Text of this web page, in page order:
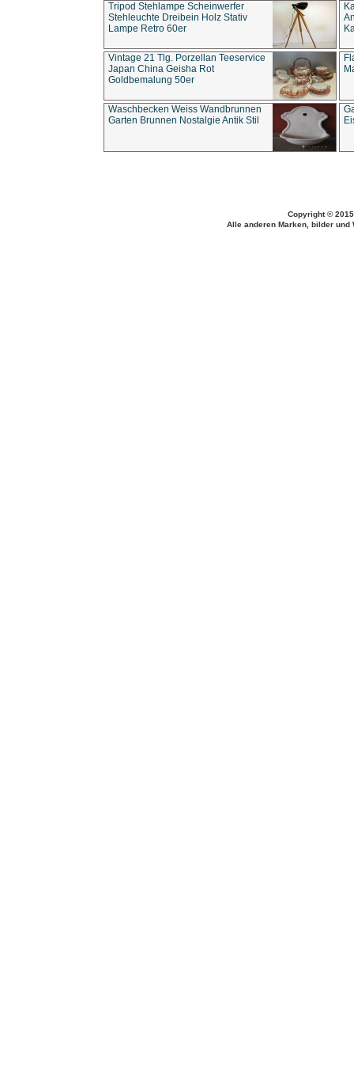
Tripod Stehlampe Scheinwerfer
Stehleuchte Dreibein Holz Stativ
Lampe Retro 60er
Vintage 21 Tlg. Porzellan Teeservice
Japan China Geisha Rot
Goldbemalung 50er
Waschbecken Weiss Wandbrunnen
Garten Brunnen Nostalgie Antik Stil
Copyright ©
Alle anderen Marken, bilder und